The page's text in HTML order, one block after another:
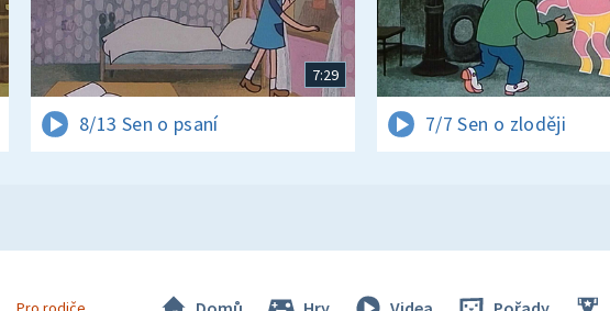
7:29
8/13 Sen o psaní 7/7 Sen o zloději